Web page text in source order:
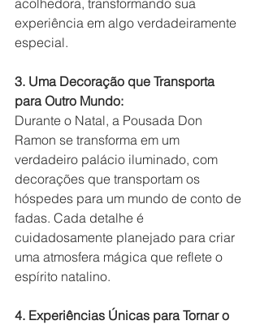
acolhedora, transformando sua
experiência em algo verdadeiramente
especial.
3. Uma Decoração que Transporta
para Outro Mundo:
Durante o Natal, a Pousada Don
Ramon se transforma em um
verdadeiro palácio iluminado, com
decorações que transportam os
hóspedes para um mundo de conto de
fadas. Cada detalhe é
cuidadosamente planejado para criar
uma atmosfera mágica que reflete o
espírito natalino.
4. Experiências Únicas para Tornar o